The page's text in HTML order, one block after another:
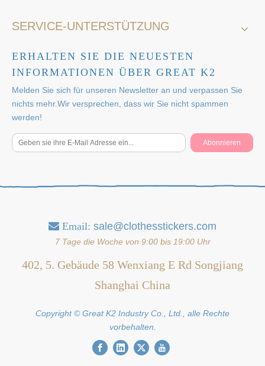
SERVICE-UNTERSTÜTZUNG
ERHALTEN SIE DIE NEUESTEN
INFORMATIONEN ÜBER GREAT K2
Melden Sie sich für unseren Newsletter an und verpassen Sie
nichts mehr.Wir versprechen, dass wir Sie nicht spammen
werden!
Abonnieren
 Email: sale@clothesstickers.com
7 Tage die Woche von 9:00 bis 19:00 Uhr
402, 5. Gebäude 58 Wenxiang E Rd Songjiang
Shanghai China
Copyright © Great K2 Industry Co., Ltd., alle Rechte
vorbehalten.